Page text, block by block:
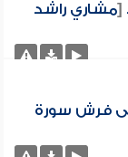
[مشاري راشد
فرش سورة